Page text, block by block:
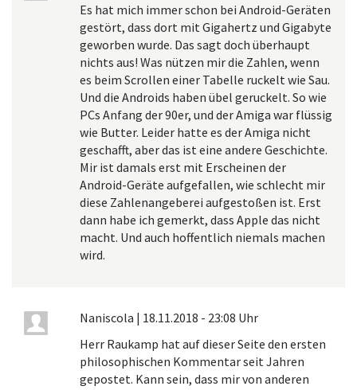
Es hat mich immer schon bei Android-Geräten
gestört, dass dort mit Gigahertz und Gigabyte
geworben wurde. Das sagt doch überhaupt
nichts aus! Was nützen mir die Zahlen, wenn
es beim Scrollen einer Tabelle ruckelt wie Sau.
Und die Androids haben übel geruckelt. So wie
PCs Anfang der 90er, und der Amiga war flüssig
wie Butter. Leider hatte es der Amiga nicht
geschafft, aber das ist eine andere Geschichte.
Mir ist damals erst mit Erscheinen der
Android-Geräte aufgefallen, wie schlecht mir
diese Zahlenangeberei aufgestoßen ist. Erst
dann habe ich gemerkt, dass Apple das nicht
macht. Und auch hoffentlich niemals machen
wird.
Naniscola | 18.11.2018 - 23:08 Uhr
Herr Raukamp hat auf dieser Seite den ersten
philosophischen Kommentar seit Jahren
gepostet. Kann sein, dass mir von anderen